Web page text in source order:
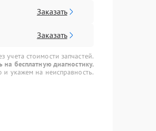
Заказать
Заказать
стоимости запчастей.
на бесплатную диагностику.
укажем на неисправность.